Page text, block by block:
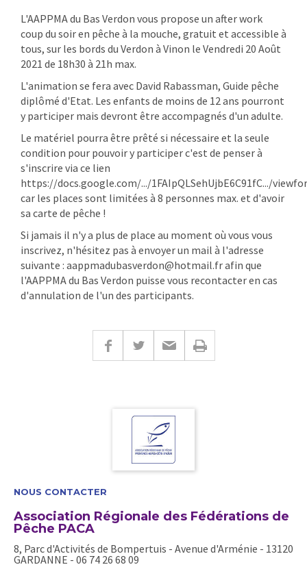
L'AAPPMA du Bas Verdon vous propose un after work
coup du soir en pêche à la mouche, gratuit et accessible à
tous, sur les bords du Verdon à Vinon le Vendredi 20 Août
2021 de 18h30 à 21h max.
L'animation se fera avec David Rabassman, Guide pêche
diplômé d'Etat. Les enfants de moins de 12 ans pourront
y participer mais devront être accompagnés d'un adulte.
Le matériel pourra être prêté si nécessaire et la seule
condition pour pouvoir y participer c'est de penser à
s'inscrire via ce lien
https://docs.google.com/.../1FAIpQLSehUjbE6C91fC.../
car les places sont limitées à 8 personnes max. et d'avoir
sa carte de pêche !
Si jamais il n'y a plus de place au moment où vous vous
inscrivez, n'hésitez pas à envoyer un mail à l'adresse
suivante : aappmadubasverdon@hotmail.fr afin que
l'AAPPMA du Bas Verdon puisse vous recontacter en cas
d'annulation de l'un des participants.
NOUS CONTACTER
Association Régionale des Fédérations de
Pêche PACA
8, Parc d'Activités de Bompertuis - Avenue d'Arménie - 13120
GARDANNE - 06 74 26 68 09